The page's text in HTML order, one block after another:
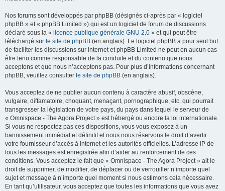
Nos forums sont développés par phpBB (désignés ci-après par « logiciel
phpBB » et « phpBB Limited ») qui est un logiciel de forum de discussions
déclaré sous la « licence publique générale GNU 2.0 » et qui peut être
téléchargé sur le site de phpBB (en anglais). Le logiciel phpBB a pour seul but
de faciliter les discussions sur internet et phpBB Limited ne peut en aucun cas
être tenu comme responsable de la conduite et du contenu que nous
acceptons et que nous n’acceptons pas. Pour plus d’informations concernant
phpBB, veuillez consulter le site de phpBB (en anglais).
Vous acceptez de ne publier aucun contenu à caractère abusif, obscène,
vulgaire, diffamatoire, choquant, menaçant, pornographique, etc. qui pourrait
transgresser la législation de votre pays, du pays dans lequel le serveur de
« Omnispace - The Agora Project » est hébergé ou encore la loi internationale.
Si vous ne respectez pas ces dispositions, vous vous exposez à un
bannissement immédiat et définitif et nous nous réservons le droit d’avertir
votre fournisseur d’accès à internet et les autorités officielles. L’adresse IP de
tous les messages est enregistrée afin d’aider au renforcement de ces
conditions. Vous acceptez le fait que « Omnispace - The Agora Project » ait le
droit de supprimer, de modifier, de déplacer ou de verrouiller n’importe quel
sujet et message à n’importe quel moment si nous estimons cela nécessaire.
En tant qu’utilisateur, vous acceptez que toutes les informations que vous avez